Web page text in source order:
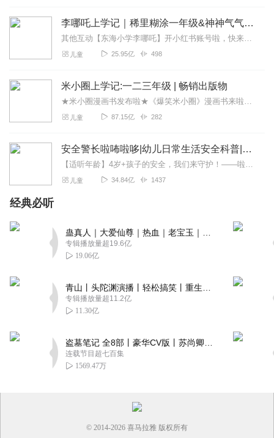
李哪吒上学记｜稀里糊涂一年级&神神气气二年级
其他互动【东海小学李哪吒】开小红书账号啦，快来关注和李哪吒成为好朋友！有机会免费领儿童会员、官方周边！【点击加入】东海小学广播站圈子，更多互动！李哪吒全新冒险番...
儿童 25.95亿 498
米小圈上学记:一二三年级 | 畅销出版物
★米小圈漫画书发布啦★《爆笑米小圈》漫画书来啦《米小圈上学记》一二三年级正版广播剧！《米小圈上学记》系列是儿童作家北猫最新创作的儿童小说系列，作品诙谐幽默、好...
儿童 87.15亿 282
安全警长啦咘啦哆|幼儿日常生活安全科普|宝宝巴士
【适听年龄】4岁+孩子的安全，我们来守护！——啦咘啦哆警长宣孩子天生爱冒险，好奇心爆棚！不是在大马路上比赛跑，就是踩着椅子上下跳，怎样才能保护孩子平安长大？听...
儿童 34.84亿 1437
经典必听
专辑播放量超19.6亿
19.06亿
专辑播放量超11.2亿
11.30亿
连载节目超七百集
1569.47万
© 2014-2026 喜马拉雅 版权所有